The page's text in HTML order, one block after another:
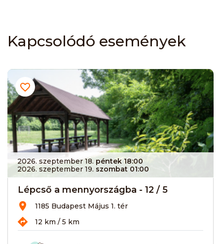
Kapcsolódó események
2026. szeptember 18. péntek 18:00
2026. szeptember 19. szombat 01:00
Lépcső a mennyországba - 12 / 5
1185 Budapest Május 1. tér
12 km / 5 km